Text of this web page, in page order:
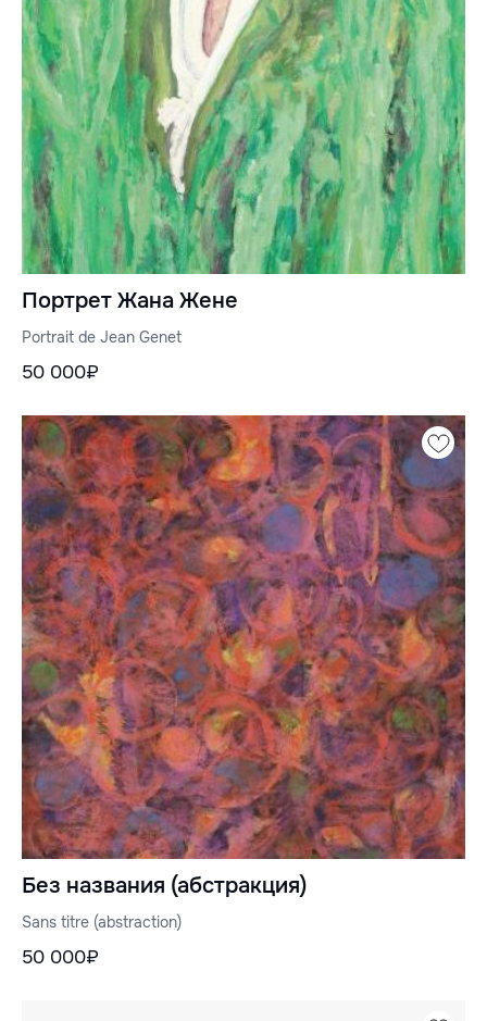
Портрет Жана Жене
Portrait de Jean Genet
50 000₽
Без названия (абстракция)
Sans titre (abstraction)
50 000₽